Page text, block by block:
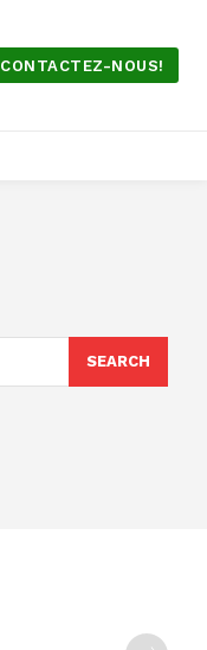
CONTACTEZ-NOUS!
SEARCH